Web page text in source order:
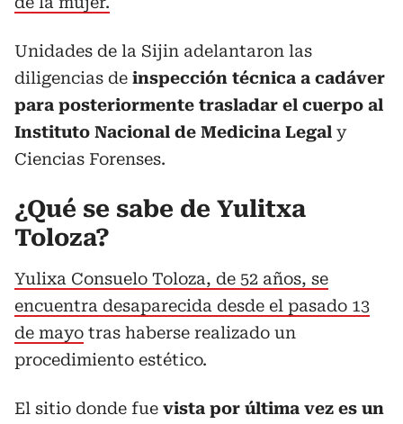
Unidades de la Sijin adelantaron las
diligencias de inspección técnica a cadáver
para posteriormente trasladar el cuerpo al
Instituto Nacional de Medicina Legal y
Ciencias Forenses.
¿Qué se sabe de Yulitxa
Toloza?
Yulixa Consuelo Toloza, de 52 años, se
encuentra desaparecida desde el pasado 13
de mayo tras haberse realizado un
procedimiento estético.
El sitio donde fue vista por última vez es un